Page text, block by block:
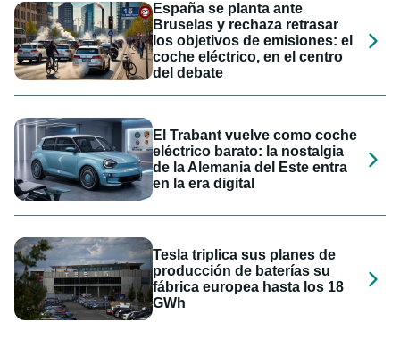
España se planta ante
Bruselas y rechaza retrasar
los objetivos de emisiones: el
coche eléctrico, en el centro
del debate
El Trabant vuelve como coche
eléctrico barato: la nostalgia
de la Alemania del Este entra
en la era digital
Tesla triplica sus planes de
producción de baterías su
fábrica europea hasta los 18
GWh